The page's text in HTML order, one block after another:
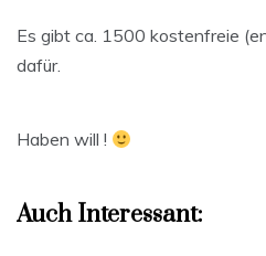
Es gibt ca. 1500 kostenfreie
dafür.
Haben will !
Auch Interessant: